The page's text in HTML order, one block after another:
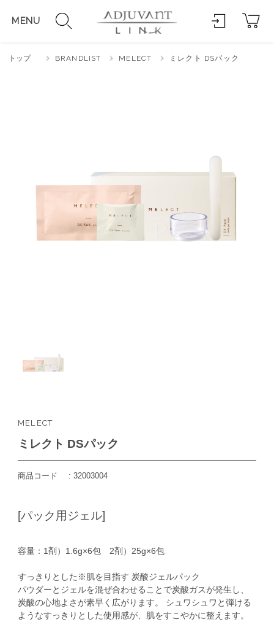
MENU
トップ BRANDLIST MELECT ミレクト DSパック
MELECT
ミレクト DSパック
商品コード 32003004
[パック用ジェル]
容量：1剤）1.6g×6包 2剤）25g×6包
すっきりとした※肌を目指す 炭酸ジェルパック
パウダーとジェルを混ぜ合わせることで炭酸ガスが発生し、
炭酸の心地よさが素早く広がります。 シュワシュワと弾ける
ようなすっきりとした使用感が、肌をすこやかに整えます。